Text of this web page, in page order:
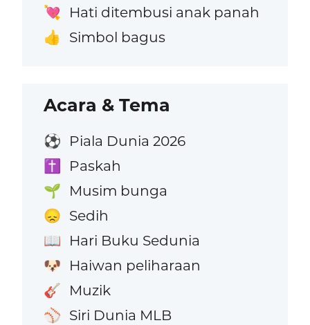
💘 Hati ditembusi anak panah
👍 Simbol bagus
Acara & Tema
⚽ Piala Dunia 2026
✝️ Paskah
🌱 Musim bunga
😞 Sedih
📖 Hari Buku Sedunia
🐶 Haiwan peliharaan
🎸 Muzik
⚾ Siri Dunia MLB